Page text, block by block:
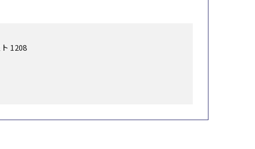
1208